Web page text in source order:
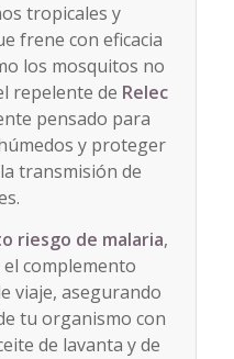
tropicales y
frene con eficacia
los mosquitos no
repelente de Relec
pensado para
y proteger
transmisión de
riesgo de malaria,
complemento
viaje, asegurando
tu organismo con
de lavanta y de